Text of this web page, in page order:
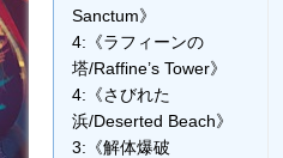
Sanctum》
4:《ラフィーンの
塔/Raffine’s Tower》
4:《さびれた
浜/Deserted Beach》
3:《解体爆破